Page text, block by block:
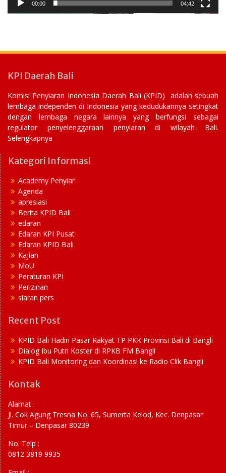
00:00 04:42
KPI Daerah Bali
Komisi Penyiaran Indonesia Daerah Bali (KPID) adalah sebuah
lembaga independen di Indonesia yang kedudukannya setingkat
dengan lembaga negara lainnya yang berfungsi sebagai
regulator penyelenggaraan penyiaran di wilayah Bali.
Selengkapnya
Kategori Informasi
Academy Penyiar
Agenda
apresiasi
Berita KPID Bali
edaran
Edaran KPI Pusat
Edaran KPID Bali
Kajian
MoU
Peraturan KPI
Perizinan
siaran pers
Recent Post
KPID Bali Hadiri Pasar Rakyat TP PKK Provinsi Bali di Bangli
Dialog Ibu Putri Koster di RPKB FM Bangli
KPID Bali Monitoring dan Koordinasi ke Radio Clik Bangli
Kontak
Alamat :
Jl. Cok Agung Tresna No. 65, Sumerta Kelod, Kec. Denpasar
Timur – Denpasar 80239
No. Telp :
0812 3819 9935